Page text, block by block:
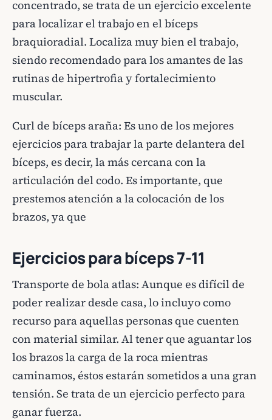
concentrado, se trata de un ejercicio excelente
para localizar el trabajo en el bíceps
braquioradial. Localiza muy bien el trabajo,
siendo recomendado para los amantes de las
rutinas de hipertrofia y fortalecimiento
muscular.
Curl de bíceps araña: Es uno de los mejores
ejercicios para trabajar la parte delantera del
bíceps, es decir, la más cercana con la
articulación del codo. Es importante, que
prestemos atención a la colocación de los
brazos, ya que
Ejercicios para bíceps 7-11
Transporte de bola atlas: Aunque es difícil de
poder realizar desde casa, lo incluyo como
recurso para aquellas personas que cuenten
con material similar. Al tener que aguantar los
los brazos la carga de la roca mientras
caminamos, éstos estarán sometidos a una gran
tensión. Se trata de un ejercicio perfecto para
ganar fuerza.